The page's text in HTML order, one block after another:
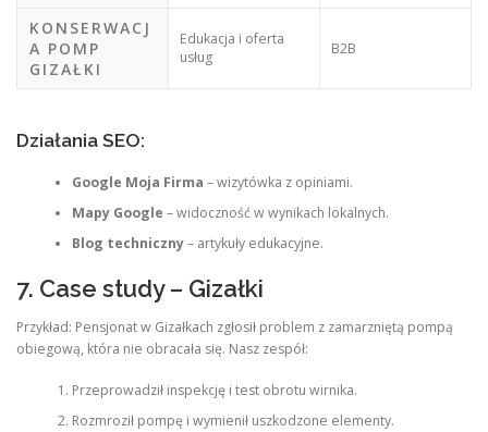
KONSERWACJ
A POMP
GIZAŁKI
Edukacja i oferta
usług
B2B
Działania SEO:
Google Moja Firma – wizytówka z opiniami.
Mapy Google – widoczność w wynikach lokalnych.
Blog techniczny– artykuły edukacyjne.
7. Case study – Gizałki
Przykład: Pensjonat w Gizałkach zgłosił problem z zamarzniętą pompą
obiegową, która nie obracała się. Nasz zespół:
Przeprowadził inspekcję i test obrotu wirnika.
Rozmroził pompę i wymienił uszkodzone elementy.